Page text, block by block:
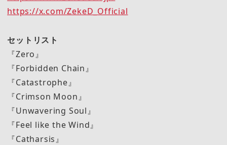
https://x.com/ZekeD_Official
セットリスト
『Zero』
『Forbidden Chain』
『Catastrophe』
『Crimson Moon』
『Unwavering Soul』
『Feel like the Wind』
『Catharsis』